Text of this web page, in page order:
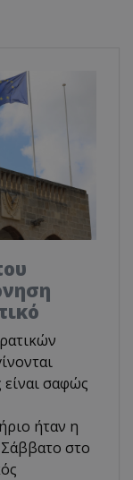
σαφώς
ήταν η
στο